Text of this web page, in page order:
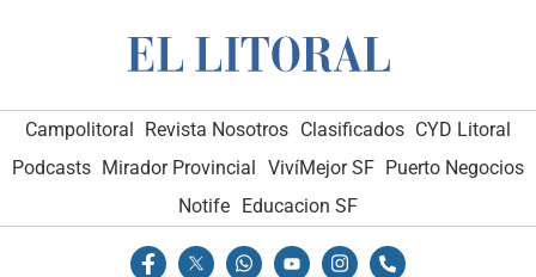
Campolitoral Revista Nosotros Clasificados CYD Litoral
Podcasts Mirador Provincial VivíMejor SF Puerto Negocios
Notife Educacion SF